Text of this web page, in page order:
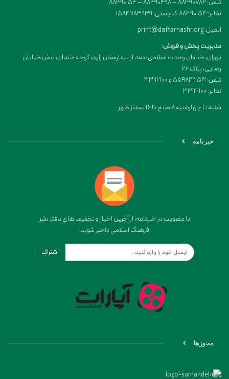
تلفن: 88490782 – 88490498 – 88490154
نمابر: 88490154 کدپستی: 1584783939
ایمیل: print@daftarnashr.org
مدیریت پخش و فروش:
تهران، خیابان وحدت اسلامی، بعد از بیمارستان رازی، کوچه خندان، نبش خیابان
رضایی، پلاک ۶۶
تلفن: 55982353 و 33112100
نمابر: 33112100
شنبه تا چهارشنبه 8 صبح تا 16 بعداز ظهر
خبرنامه
با عضویت در خبرنامه، از آخرین اخبار و تخفیف های دفتر نشر
فرهنگ اسلامی باخبر شوید
اشتراک
مجوزها